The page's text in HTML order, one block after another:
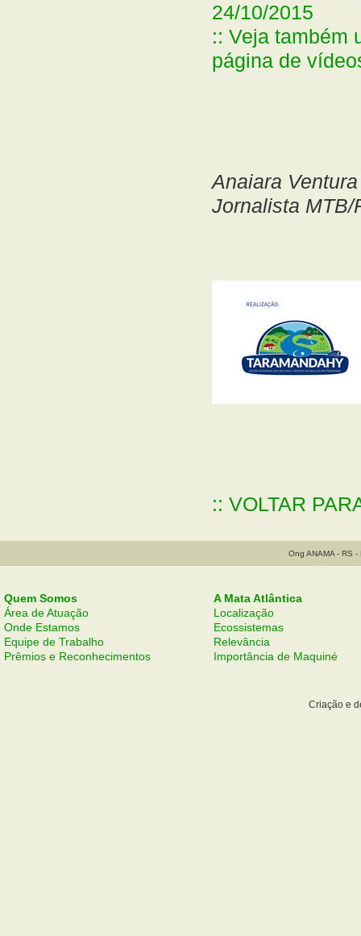
24/10/2015
:: Veja também
página de
Anaiara
Jornalista MTB/
:: VOLTAR
Ong ANAMA - RS
Quem Somos
Área de Atuação
Onde Estamos
Equipe de Trabalho
Prêmios e Reconhecimentos
A Mata Atlântica
Localização
Ecossistemas
Relevância
Importância de Maquiné
Criação e